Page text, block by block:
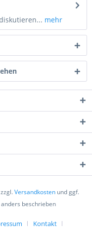
gelesen,
Pflichtfelder.
mehr
Versandkosten und ggf.
beschrieben
Kontakt